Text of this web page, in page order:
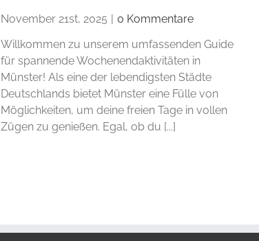
November 21st, 2025
0 Kommentare
Willkommen zu unserem umfassenden Guide
für spannende Wochenendaktivitäten in
Münster! Als eine der lebendigsten Städte
Deutschlands bietet Münster eine Fülle von
Möglichkeiten, um deine freien Tage in vollen
Zügen zu genießen. Egal, ob du [...]